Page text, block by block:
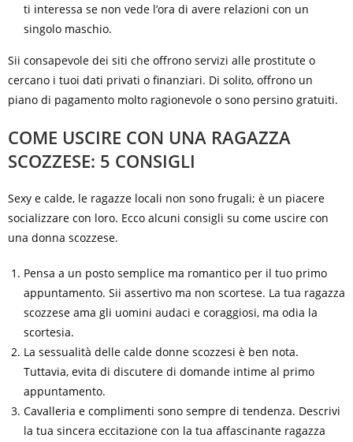
ti interessa se non vede l’ora di avere relazioni con un
singolo maschio.
Sii consapevole dei siti che offrono servizi alle prostitute o
cercano i tuoi dati privati o finanziari. Di solito, offrono un
piano di pagamento molto ragionevole o sono persino gratuiti.
COME USCIRE CON UNA RAGAZZA
SCOZZESE: 5 CONSIGLI
Sexy e calde, le ragazze locali non sono frugali; è un piacere
socializzare con loro. Ecco alcuni consigli su come uscire con
una donna scozzese.
Pensa a un posto semplice ma romantico per il tuo primo
appuntamento. Sii assertivo ma non scortese. La tua ragazza
scozzese ama gli uomini audaci e coraggiosi, ma odia la
scortesia.
La sessualità delle calde donne scozzesi è ben nota.
Tuttavia, evita di discutere di domande intime al primo
appuntamento.
Cavalleria e complimenti sono sempre di tendenza. Descrivi
la tua sincera eccitazione con la tua affascinante ragazza